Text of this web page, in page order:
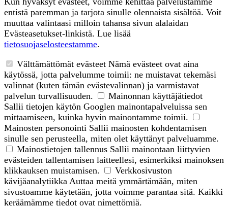
entistä paremman ja tarjota sinulle olennaista sisältöä. Voit
muuttaa valintaasi milloin tahansa sivun alalaidan
Evästeasetukset-linkistä. Lue lisää
tietosuojaselosteestamme.
Välttämättömät evästeet Nämä evästeet ovat aina
käytössä, jotta palvelumme toimii: ne muistavat tekemäsi
valinnat (kuten tämän evästevalinnan) ja varmistavat
palvelun turvallisuuden.
Mainonnan käyttäjätiedot
Sallii tietojen käytön Googlen mainontapalveluissa sen
mittaamiseen, kuinka hyvin mainontamme toimii.
Mainosten personointi Sallii mainosten kohdentamisen
sinulle sen perusteella, miten olet käyttänyt palveluamme.
Mainostietojen tallennus Sallii mainontaan liittyvien
evästeiden tallentamisen laitteellesi, esimerkiksi mainoksen
klikkauksen muistamisen.
Verkkosivuston
kävijäanalytiikka Auttaa meitä ymmärtämään, miten
sivustoamme käytetään, jotta voimme parantaa sitä. Kaikki
keräämämme tiedot ovat nimettömiä.